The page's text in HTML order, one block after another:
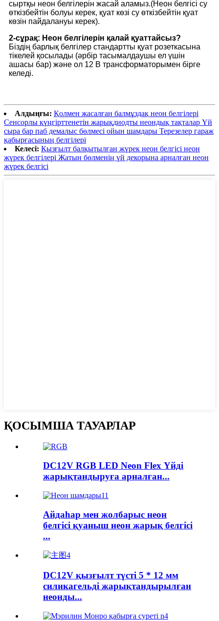
сыртқы неон белгілерін жасай аламыз.(Неон белгісі су
өткізбейтін болуы керек, қуат көзі су өткізбейтін қуат
көзін пайдалануы керек).
2-сұрақ: Неон белгілерін қалай қуаттайсыз?
Біздің барлық белгілер стандартты қуат розеткасына
тікелей қосылады (әрбір тасымалдаушы ел үшін
ашасы бар) және ол 12 В трансформаторымен бірге
келеді.
Алдыңғы: Қолмен жасалған балмұздақ неон белгілері
Сенсорлы күңгірттенетін жарықдиодты неондық тақталар Үй
сыра бар паб демалыс бөлмесі ойын шамдары Терезелер гараж
қабырғасының белгілері
Келесі: Қызғылт балқытылған жүрек неон белгісі неон
жүрек белгілері Жатын бөлменің үй декорына арналған неон
жүрек белгісі
ҚОСЫМША ТАУАРЛАР
DC12V RGB LED Neon Flex Үйді
жарықтандыруға арналған...
Айдаһар мен жолбарыс неон
белгісі қуаныш неон жарық белгісі
...
DC12V қызғылт түсті 5 * 12 мм
силикагельді жарықтандырылған
неонды...